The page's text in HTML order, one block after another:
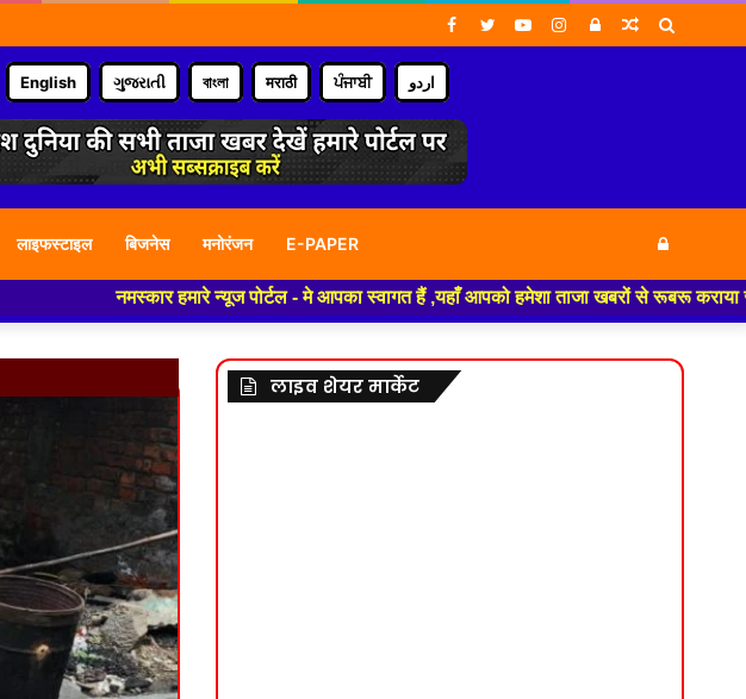
Random
Log
Instagram
YouTube
Twitter
Facebook
English ગુજરાતી বাংলা मराठी ਪੰਜਾਬੀ اردو
लाइफस्टाइल बिजनेस मनोरंजन E-PAPER Log
In
नमस्कार हमारे न्यूज पोर्टल - मे आपका स्वागत हैं ,यहाँ आपको हमेशा ताजा खबरों से रूबरू कराया जाएगा ,
लाइव शेयर मार्केट